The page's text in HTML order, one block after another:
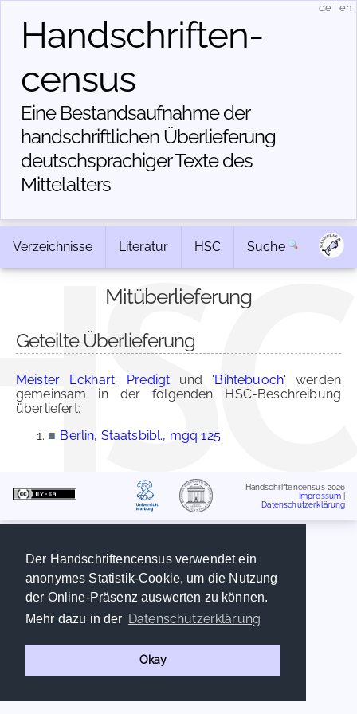
Der Handschriftencensus verwendet ein
anonymes Statistik-Cookie, um die Nutzung
der Online-Präsenz auswerten zu können.
Mehr dazu in der Datenschutzerklärung
Okay
Handschriften­
census
Eine Bestandsaufnahme der
handschriftlichen Über­lieferung
deutschsprachiger Texte des
Mittelalters
de en
Verzeichnisse Literatur HSC Suche
Mitüberlieferung
Geteilte Überlieferung
Meister Eckhart: Predigt und 'Bihtebuoch' werden
gemeinsam in der folgenden HSC-Beschreibung
überliefert:
■ Berlin, Staatsbibl., mgq 125
Handschriftencensus 2026
Impressum
Datenschutzerklärung